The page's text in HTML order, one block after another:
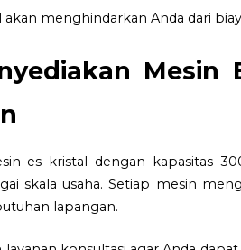
akan menghindarkan Anda dari
Mesin
es kristal dengan kapasitas
skala usaha. Setiap mesin
lapangan.